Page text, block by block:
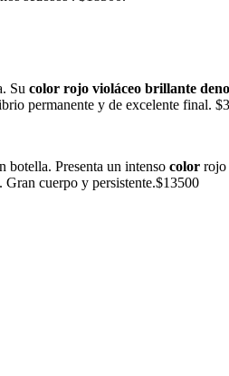
Su color rojo violáceo brillante
permanente y de excelente final.
botella. Presenta un intenso color rojo
Gran cuerpo y persistente.$13500